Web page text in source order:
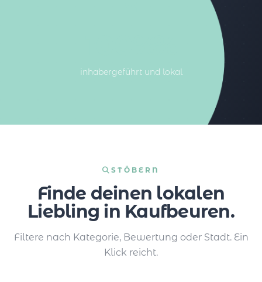
inhabergeführt und lokal
STÖBERN
Finde deinen lokalen
Liebling in Kaufbeuren.
Filtere nach Kategorie, Bewertung oder Stadt. Ein
Klick reicht.